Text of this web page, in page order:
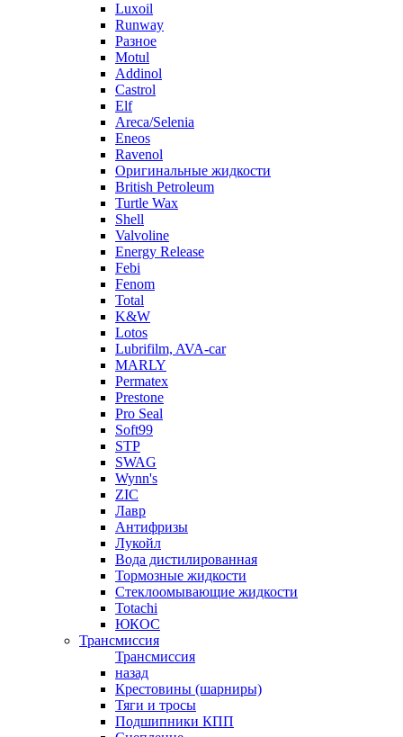
Luxoil
Runway
Разное
Motul
Addinol
Castrol
Elf
Areca/Selenia
Eneos
Ravenol
Оригинальные жидкости
British Petroleum
Turtle Wax
Shell
Valvoline
Energy Release
Febi
Fenom
Total
K&W
Lotos
Lubrifilm, AVA-car
MARLY
Permatex
Prestone
Pro Seal
Soft99
STP
SWAG
Wynn's
ZIC
Лавр
Антифризы
Лукойл
Вода дистилированная
Тормозные жидкости
Стеклоомывающие жидкости
Totachi
ЮКОС
Трансмиссия
Трансмиссия
назад
Крестовины (шарниры)
Тяги и тросы
Подшипники КПП